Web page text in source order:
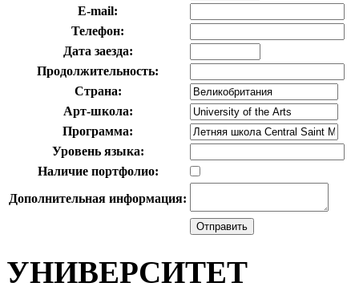
E-mail:
Телефон:
Дата заезда:
Продолжительность:
Страна:
Арт-школа:
Программа:
Уровень языка:
Наличие портфолио:
Дополнительная информация:
УНИВЕРСИТЕТ